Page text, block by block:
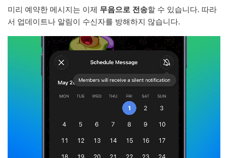
미리 예약한 메시지는 이제 무음으로 전송할 수 있습니다. 따라
서 업데이트나 알림이 수신자를 방해하지 않습니다.